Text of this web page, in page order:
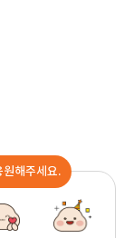
원해주세요.